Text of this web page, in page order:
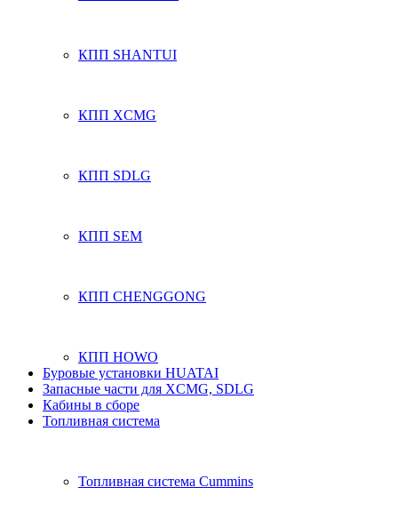
КПП SHANTUI
КПП XCMG
КПП SDLG
КПП SEM
КПП CHENGGONG
КПП HOWO
Буровые установки HUATAI
Запасные части для XCMG, SDLG
Кабины в сборе
Топливная система
Топливная система Cummins